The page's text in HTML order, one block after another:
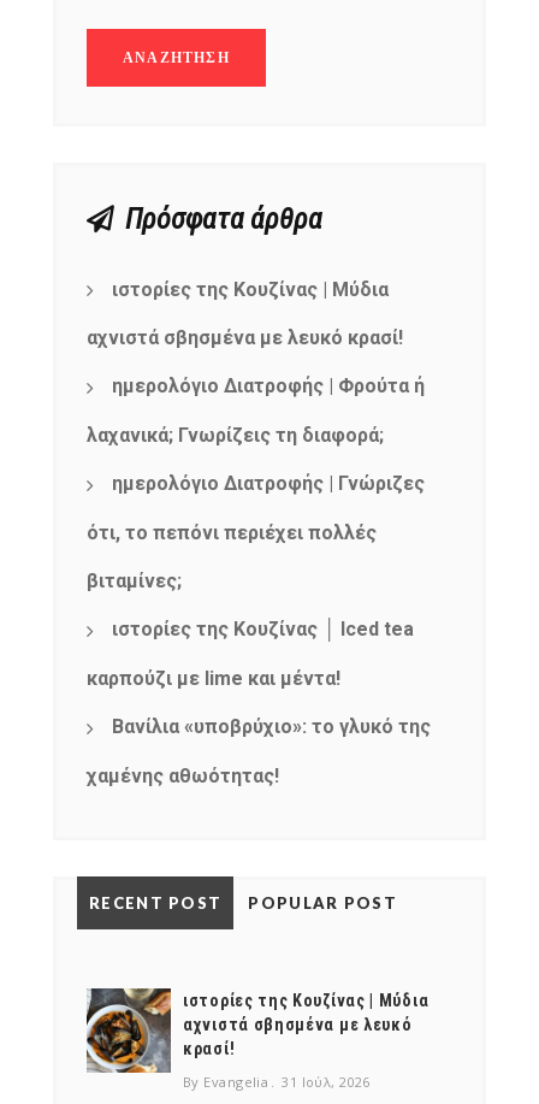
Πρόσφατα άρθρα
ιστορίες της Κουζίνας | Μύδια
αχνιστά σβησμένα με λευκό κρασί!
ημερολόγιο Διατροφής | Φρούτα ή
λαχανικά; Γνωρίζεις τη διαφορά;
ημερολόγιο Διατροφής | Γνώριζες
ότι, το πεπόνι περιέχει πολλές
βιταμίνες;
ιστορίες της Κουζίνας │ Iced tea
καρπούζι με lime και μέντα!
Βανίλια «υποβρύχιο»: το γλυκό της
χαμένης αθωότητας!
RECENT POST POPULAR POST
ιστορίες της Κουζίνας | Μύδια
αχνιστά σβησμένα με λευκό
κρασί!
By Evangelia 31 Ιούλ, 2026